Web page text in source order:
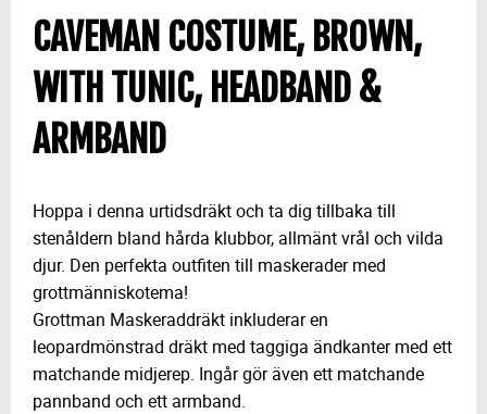
CAVEMAN COSTUME, BROWN,
WITH TUNIC, HEADBAND &
ARMBAND
Hoppa i denna urtidsdräkt och ta dig tillbaka till
stenåldern bland hårda klubbor, allmänt vrål och vilda
djur. Den perfekta outfiten till maskerader med
grottmänniskotema!
Grottman Maskeraddräkt inkluderar en
leopardmönstrad dräkt med taggiga ändkanter med ett
matchande midjerep. Ingår gör även ett matchande
pannband och ett armband.